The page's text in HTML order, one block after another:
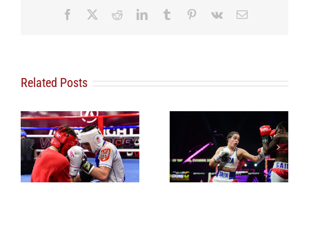
Facebook RedditLinkedInTumblr Pinterest
Vk Email
Related Posts
Sara Ćirković i
Rastko Simić
predvodinici srpske
šampionske
mladosti u boksu,
Srbija osvojila devet
Novi Pazar dobio
regionalni bokserski
centar